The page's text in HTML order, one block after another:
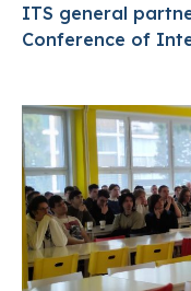
ITS general
Conference of